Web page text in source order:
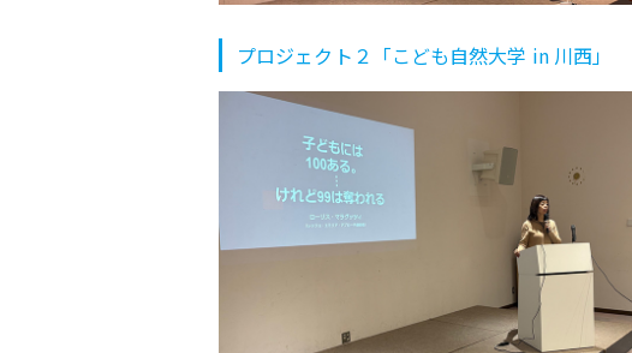
プロジェクト２「こども自然大学 in 川西」